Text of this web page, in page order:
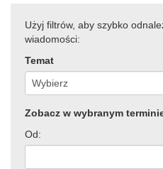
Użyj filtrów, aby szybko
wiadomości:
Temat
Zobacz w wybranym
Od: